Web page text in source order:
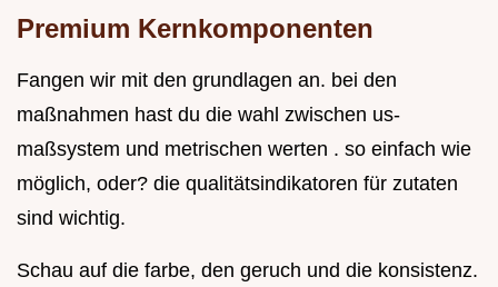
Premium Kernkomponenten
Fangen wir mit den grundlagen an. bei den
maßnahmen hast du die wahl zwischen us-
maßsystem und metrischen werten . so einfach wie
möglich, oder? die qualitätsindikatoren für zutaten
sind wichtig.
Schau auf die farbe, den geruch und die konsistenz.